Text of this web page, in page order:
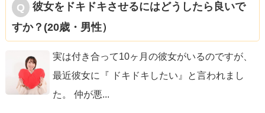
彼女をドキドキさせるにはどうしたら良いで
すか？(20歳・男性）
実は付き合って10ヶ月の彼女がいるのですが、
最近彼女に『 ドキドキしたい』と言われまし
た。 仲が悪...